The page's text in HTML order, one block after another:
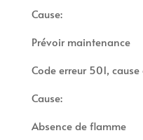
Cause:
Prévoir maintenance
Code erreur 501,
Cause:
Absence de flamme